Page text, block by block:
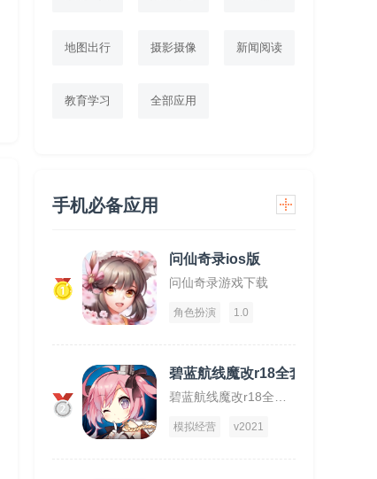
地图出行 摄影摄像 新闻阅读
教育学习 全部应用
手机必备应用
1
问仙奇录ios版
问仙奇录游戏下载
角色扮演 1.0
2
碧蓝航线魔改r18全套补丁破解版
模拟经营 v2021